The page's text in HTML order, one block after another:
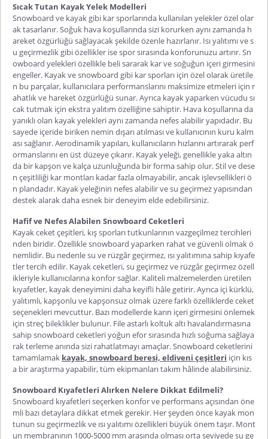
Sıcak Tutan Kayak Yelek Modelleri
Snowboard ve kayak gibi kar sporlarında kullanılan yelekler özel olar
ak tasarlanır. Soğuk hava koşullarında sizi korurken aynı zamanda h
areket özgürlüğü sağlayacak şekilde özenle hazırlanır. Isı yalıtımı ve s
u geçirmezlik gibi özellikler ise spor sırasında konforunuzu artırır. Sn
owboard yelekleri özellikle beli sararak kar ve soğuğun içeri girmesini
engeller. Kayak ve snowboard gibi kar sporları için özel olarak üretile
n bu parçalar, kullanıcılara performanslarını maksimize etmeleri için r
ahatlık ve hareket özgürlüğü sunar. Ayrıca kayak yaparken vücudu sı
cak tutmak için ekstra yalıtım özelliğine sahiptir. Hava koşullarına da
yanıklı olan kayak yelekleri aynı zamanda nefes alabilir yapıdadır. Bu
sayede içeride biriken nemin dışarı atılması ve kullanıcının kuru kalm
ası sağlanır. Aerodinamik yapıları, kullanıcıların hızlarını artırarak perf
ormanslarını en üst düzeye çıkarır. Kayak yeleği, genellikle yaka altın
da bir kapşon ve kalça uzunluğunda bir forma sahip olur. Stil ve dese
n çeşitliliği kar montları kadar fazla olmayabilir, ancak işlevsellikleri ö
n plandadır. Kayak yeleğinin nefes alabilir ve su geçirmez yapısından
destek alarak daha esnek bir deneyim elde edebilirsiniz.
Hafif ve Nefes Alabilen Snowboard Ceketleri
Kayak ceket çeşitleri, kış sporları tutkunlarının vazgeçilmez tercihleri
nden biridir. Özellikle snowboard yaparken rahat ve güvenli olmak ö
nemlidir. Bu nedenle su ve rüzgâr geçirmez, ısı yalıtımına sahip kıyafe
tler tercih edilir. Kayak ceketleri, su geçirmez ve rüzgâr geçirmez özell
ikleriyle kullanıcılarına konfor sağlar. Kaliteli malzemelerden üretilen
kıyafetler, kayak deneyimini daha keyifli hâle getirir. Ayrıca içi kürklü,
yalıtımlı, kapşonlu ve kapşonsuz olmak üzere farklı özelliklerde ceket
seçenekleri mevcuttur. Bazı modellerde karın içeri girmesini önlemek
için streç bileklikler bulunur. File astarlı koltuk altı havalandırmasına
sahip snowboard ceketleri yoğun efor sırasında hızlı soğuma sağlaya
rak terleme anında sizi rahatlatmayı amaçlar. Snowboard ceketlerini
tamamlamak kayak, snowboard beresi, eldiveni çeşitleri için kıs
a bir araştırma yapabilir, tüm ekipmanları takım hâlinde alabilirsiniz.
Snowboard Kıyafetleri Alırken Nelere Dikkat Edilmeli?
Snowboard kıyafetleri seçerken konfor ve performans açısından öne
mli bazı detaylara dikkat etmek gerekir. Her şeyden önce kayak mon
tunun su geçirmezlik ve ısı yalıtımı özellikleri büyük önem taşır. Mont
un membranının 1000-5000 mm arasında olması orta seviyede su ge